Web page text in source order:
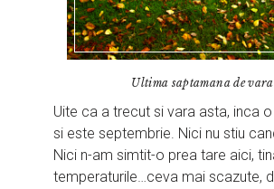
Ultima saptamana de vara
Uite ca a trecut si vara asta, inca
si este septembrie. Nici nu stiu
Nici n-am simtit-o prea tare aici,
temperaturile…ceva mai scazute,